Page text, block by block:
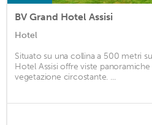
BV Grand Hotel Assisi
Hotel
Situato su una collina a 500 metri
Hotel Assisi offre viste panoramiche
vegetazione circostante. ...